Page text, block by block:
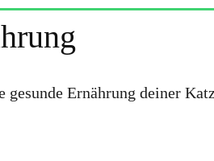
gesunde Ernährung deiner